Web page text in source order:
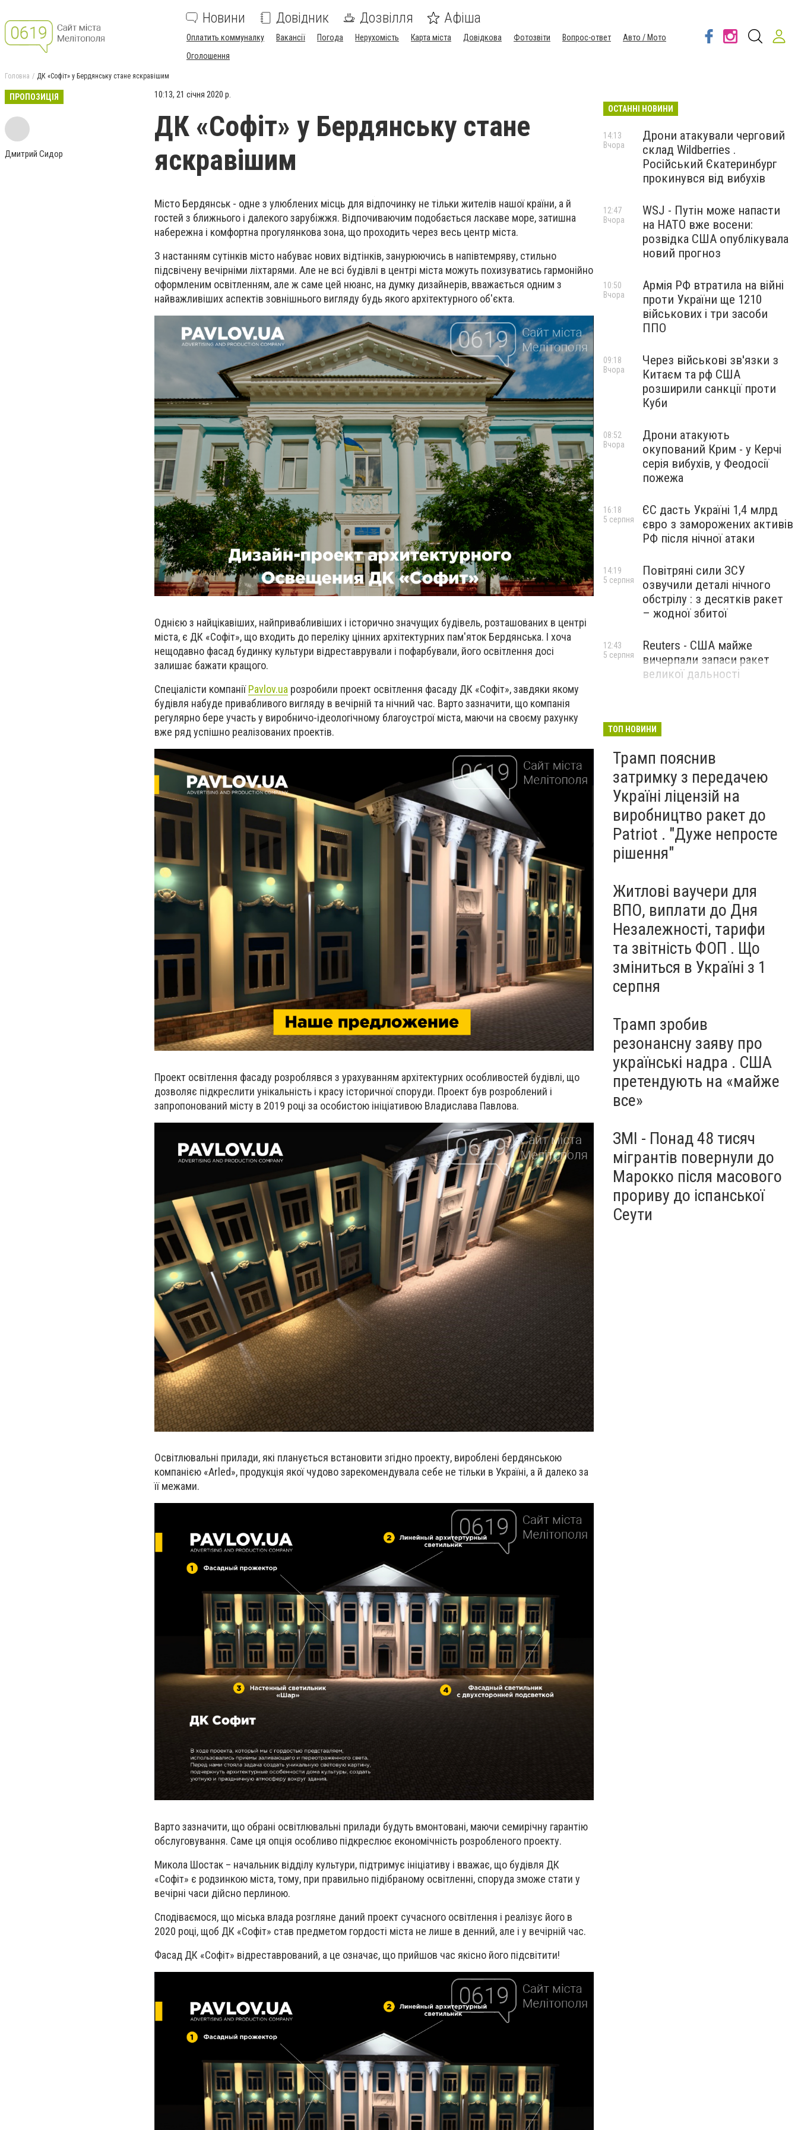
Новини Довідник Дозвілля Афіша
Оплатить коммуналку Вакансії Погода Нерухомість Карта міста Довідкова Фотозвіти Вопрос-ответ
Авто / Мото
Оголошення
Головна ДК «Софіт» у Бердянську стане яскравішим
ПРОПОЗИЦІЯ
Дмитрий Сидор
10:13, 21 січня 2020 р.
ДК «Софіт» у Бердянську стане
яскравішим
Місто Бердянськ - одне з улюблених місць для відпочинку не тільки жителів нашої країни, а й
гостей з ближнього і далекого зарубіжжя. Відпочиваючим подобається ласкаве море, затишна
набережна і комфортна прогулянкова зона, що проходить через весь центр міста.
З настанням сутінків місто набуває нових відтінків, занурюючись в напівтемряву, стильно
підсвічену вечірніми ліхтарями. Але не всі будівлі в центрі міста можуть похизуватись гармонійно
оформленим освітленням, але ж саме цей нюанс, на думку дизайнерів, вважається одним з
найважливіших аспектів зовнішнього вигляду будь якого архітектурного об'єкта.
Однією з найцікавіших, найпривабливіших і історично значущих будівель, розташованих в центрі
міста, є ДК «Софіт», що входить до переліку цінних архітектурних пам'яток Бердянська. І хоча
нещодавно фасад будинку культури відреставрували і пофарбували, його освітлення досі
залишає бажати кращого.
Спеціалісти компаніїPavlov.ua розробили проект освітлення фасаду ДК «Софіт», завдяки якому
будівля набуде привабливого вигляду в вечірній та нічний час. Варто зазначити, що компанія
регулярно бере участь у виробничо-ідеологічному благоустрої міста, маючи на своєму рахунку
вже ряд успішно реалізованих проектів.
Проект освітлення фасаду розроблявся з урахуванням архітектурних особливостей будівлі, що
дозволяє підкреслити унікальність і красу історичної споруди. Проект був розроблений і
запропонований місту в 2019 році за особистою ініціативою Владислава Павлова.
Освітлювальні прилади, які планується встановити згідно проекту, вироблені бердянською
компанією «Arled», продукція якої чудово зарекомендувала себе не тільки в Україні, а й далеко за
її межами.
Варто зазначити, що обрані освітлювальні прилади будуть вмонтовані, маючи семирічну гарантію
обслуговування. Саме ця опція особливо підкреслює економічність розробленого проекту.
Микола Шостак – начальник відділу культури, підтримує ініціативу і вважає, що будівля ДК
«Софіт» є родзинкою міста, тому, при правильно підібраному освітленні, споруда зможе стати у
вечірні часи дійсно перлиною.
Сподіваємося, що міська влада розгляне даний проект сучасного освітлення і реалізує його в
2020 році, щоб ДК «Софіт» став предметом гордості міста не лише в денний, але і у вечірній час.
Фасад ДК «Софіт» відреставрований, а це означає, що прийшов час якісно його підсвітити!
ОСТАННІ НОВИНИ
Дрони атакували черговий
склад Wildberries .
Російський Єкатеринбург
прокинувся від вибухів
14:13
Вчора
WSJ - Путін може напасти
на НАТО вже восени:
розвідка США опублікувала
новий прогноз
12:47
Вчора
Армія РФ втратила на війні
проти України ще 1210
військових і три засоби
ППО
10:50
Вчора
Через військові зв'язки з
Китаєм та рф США
розширили санкції проти
Куби
09:18
Вчора
Дрони атакують
окупований Крим - у Керчі
серія вибухів, у Феодосії
пожежа
08:52
Вчора
ЄС дасть Україні 1,4 млрд
євро з заморожених активів
РФ після нічної атаки
16:18
5 серпня
Повітряні сили ЗСУ
озвучили деталі нічного
обстрілу : з десятків ракет
– жодної збитої
14:19
5 серпня
Reuters - США майже
вичерпали запаси ракет
великої дальності
12:43
5 серпня
ТОП НОВИНИ
Трамп пояснив
затримку з передачею
Україні ліцензій на
виробництво ракет до
Patriot . "Дуже непросте
рішення"
Житлові ваучери для
ВПО, виплати до Дня
Незалежності, тарифи
та звітність ФОП . Що
зміниться в Україні з 1
серпня
Трамп зробив
резонансну заяву про
українські надра . США
претендують на «майже
все»
ЗМІ - Понад 48 тисяч
мігрантів повернули до
Марокко після масового
прориву до іспанської
Сеути